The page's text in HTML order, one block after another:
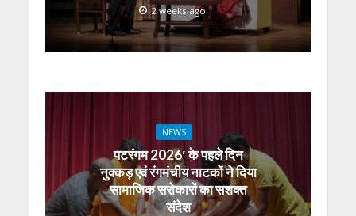
2 weeks ago
NEWS
पटरंगम 2026′ के पहले दिन
नुक्कड़ एवं रंगमंचीय नाटकों ने दिया
सामाजिक सरोकारों का सशक्त
संदेश